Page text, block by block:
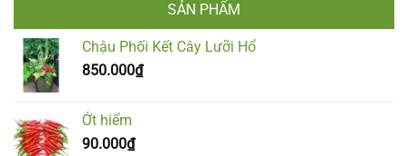
SẢN PHẨM
Chậu Phối Kết Cây Lưỡi Hổ
850.000₫
Ớt hiểm
90.000₫